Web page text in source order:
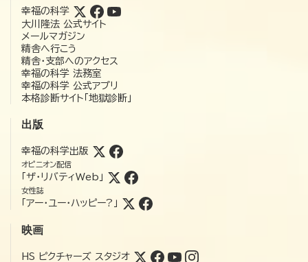
幸福の科学
大川隆法 公式サイト
メールマガジン
精舎へ行こう
精舎・支部へのアクセス
幸福の科学 法務室
幸福の科学 公式アプリ
本格診断サイト「地獄診断」
出版
幸福の科学出版
オピニオン配信
「ザ・リバティWeb」
女性誌
「アー・ユー・ハッピー?」
映画
HS ピクチャーズ スタジオ